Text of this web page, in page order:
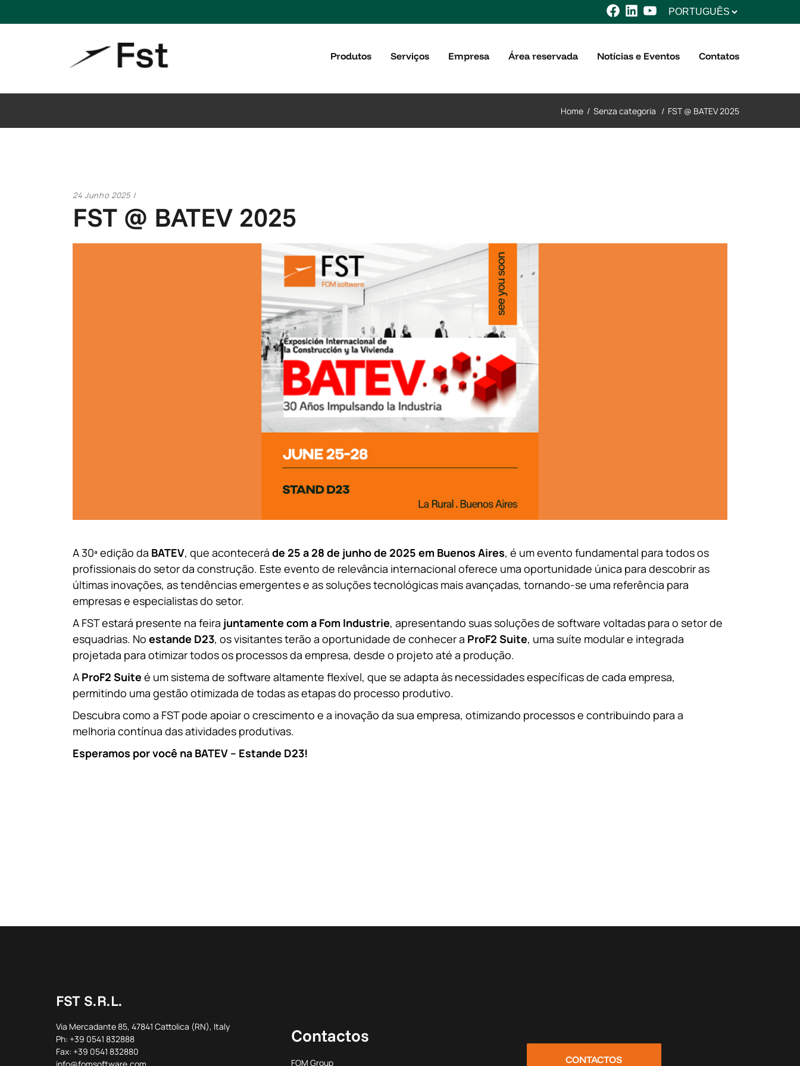
Facebook
LinkedIn
YouTube
Escolha
Produtos Serviços Empresa Área reservada Notícias e Eventos Contatos
Home / Senza categoria / FST @ BATEV 2025
24 Junho 2025
FST @ BATEV 2025
A 30ª edição da BATEV, que acontecerá de 25 a 28 de junho de 2025 em Buenos Aires, é um evento fundamental para todos os
profissionais do setor da construção. Este evento de relevância internacional oferece uma oportunidade única para descobrir as
últimas inovações, as tendências emergentes e as soluções tecnológicas mais avançadas, tornando-se uma referência para
empresas e especialistas do setor.
A FST estará presente na feira juntamente com a Fom Industrie, apresentando suas soluções de software voltadas para o setor de
esquadrias. No estande D23, os visitantes terão a oportunidade de conhecer a ProF2 Suite, uma suíte modular e integrada
projetada para otimizar todos os processos da empresa, desde o projeto até a produção.
A ProF2 Suite é um sistema de software altamente flexível, que se adapta às necessidades específicas de cada empresa,
permitindo uma gestão otimizada de todas as etapas do processo produtivo.
Descubra como a FST pode apoiar o crescimento e a inovação da sua empresa, otimizando processos e contribuindo para a
melhoria contínua das atividades produtivas.
Esperamos por você na BATEV – Estande D23!
FST S.R.L.
Via Mercadante 85, 47841 Cattolica (RN), Italy
Ph: +39 0541 832888
Fax: +39 0541 832880
Contactos
FOM Group CONTACTOS